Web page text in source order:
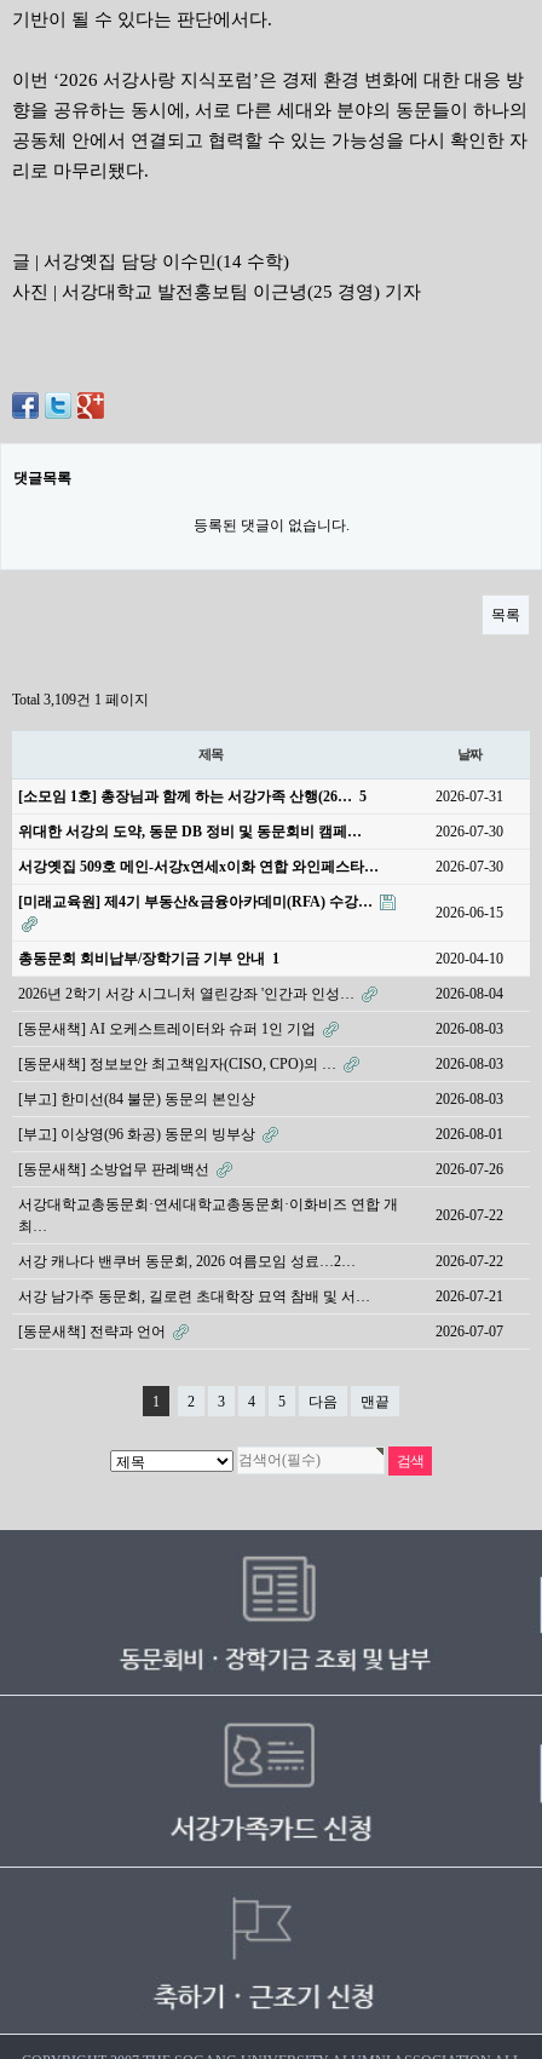
기반이 될 수 있다는 판단에서다.
이번 ‘2026 서강사랑 지식포럼’은 경제 환경 변화에 대한 대응 방
향을 공유하는 동시에 , 서로 다른 세대와 분야의 동문들이 하나의
공동체 안에서 연결되고 협력할 수 있는 가능성을 다시 확인한 자
리로 마무리됐다.
글 | 서강옛집 담당 이수민 (14 수학)
사진
| 서강대학교 발전홍보팀 이근녕(25 경영) 기자
댓글목록
등록된 댓글이 없습니다.
목록
Total 3,109건 1 페이지
제목 날짜
[소모임 1호] 총장님과 함께 하는 서강가족 산행(26… 5 2026-07-31
위대한 서강의 도약, 동문 DB 정비 및 동문회비 캠페… 2026-07-30
서강옛집 509호 메인-서강x연세x이화 연합 와인페스타… 2026-07-30
[미래교육원] 제4기 부동산&금융아카데미(RFA) 수강…
2026-06-15
총동문회 회비납부/장학기금 기부 안내 1 2020-04-10
2026년 2학기 서강 시그니처 열린강좌 '인간과 인성… 2026-08-04
[동문새책] AI 오케스트레이터와 슈퍼 1인 기업 2026-08-03
[동문새책] 정보보안 최고책임자(CISO, CPO)의 … 2026-08-03
[부고] 한미선(84 불문) 동문의 본인상 2026-08-03
[부고] 이상영(96 화공) 동문의 빙부상 2026-08-01
[동문새책] 소방업무 판례백선 2026-07-26
서강대학교총동문회·연세대학교총동문회·이화비즈 연합 개
최…
2026-07-22
서강 캐나다 밴쿠버 동문회, 2026 여름모임 성료…2… 2026-07-22
서강 남가주 동문회, 길로련 초대학장 묘역 참배 및 서… 2026-07-21
[동문새책] 전략과 언어 2026-07-07
1 2 3 4 5 다음 맨끝